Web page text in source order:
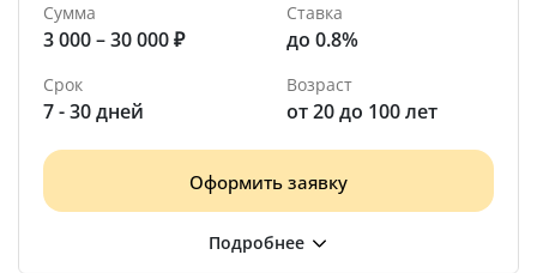
Сумма
3 000 – 30 000 ₽
Ставка
до 0.8%
Срок
7 - 30 дней
Возраст
от 20 до 100 лет
Оформить заявку